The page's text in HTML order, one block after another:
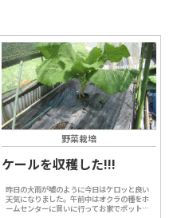
野菜栽培
ケールを収穫した!!!
昨日の大雨が嘘のように今日はケロッと良い
天気になりました。午前中はオクラの種をホ
ームセンターに買いに行ってお家でポットに